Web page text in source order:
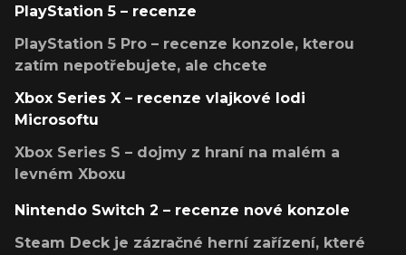
PlayStation 5 – recenze
PlayStation 5 Pro – recenze konzole, kterou
zatím nepotřebujete, ale chcete
Xbox Series X – recenze vlajkové lodi
Microsoftu
Xbox Series S – dojmy z hraní na malém a
levném Xboxu
Nintendo Switch 2 – recenze nové konzole
Steam Deck je zázračné herní zařízení, které